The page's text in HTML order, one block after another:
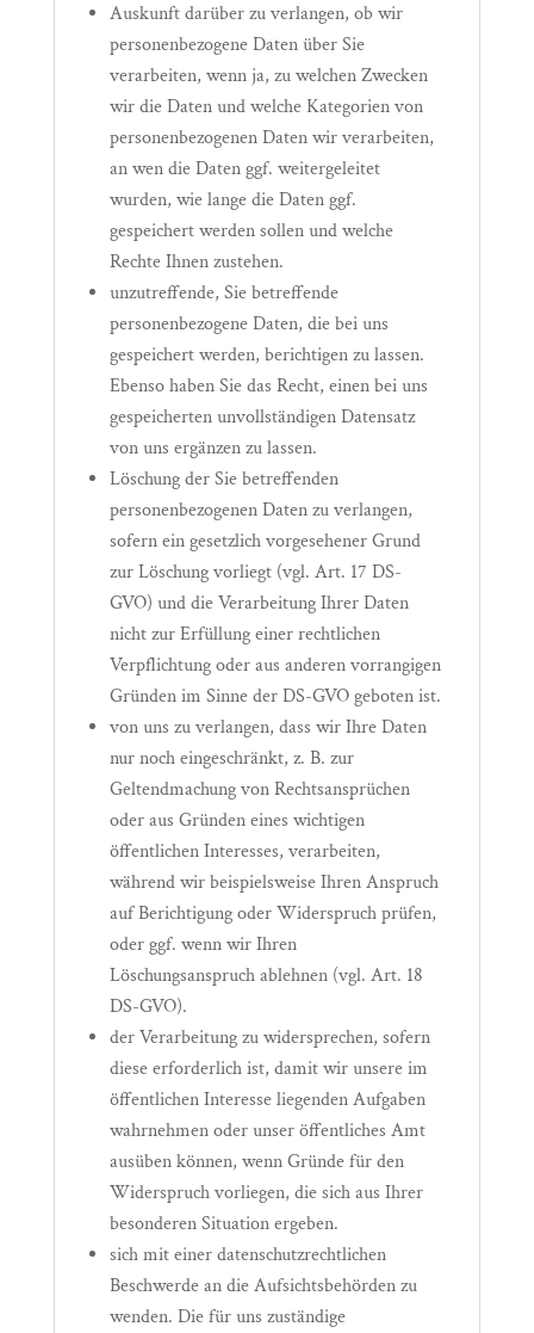
Auskunft darüber zu verlangen, ob wir
personenbezogene Daten über Sie
verarbeiten, wenn ja, zu welchen Zwecken
wir die Daten und welche Kategorien von
personenbezogenen Daten wir verarbeiten,
an wen die Daten ggf. weitergeleitet
wurden, wie lange die Daten ggf.
gespeichert werden sollen und welche
Rechte Ihnen zustehen.
unzutreffende, Sie betreffende
personenbezogene Daten, die bei uns
gespeichert werden, berichtigen zu lassen.
Ebenso haben Sie das Recht, einen bei uns
gespeicherten unvollständigen Datensatz
von uns ergänzen zu lassen.
Löschung der Sie betreffenden
personenbezogenen Daten zu verlangen,
sofern ein gesetzlich vorgesehener Grund
zur Löschung vorliegt (vgl. Art. 17 DS-
GVO) und die Verarbeitung Ihrer Daten
nicht zur Erfüllung einer rechtlichen
Verpflichtung oder aus anderen vorrangigen
Gründen im Sinne der DS-GVO geboten ist.
von uns zu verlangen, dass wir Ihre Daten
nur noch eingeschränkt, z. B. zur
Geltendmachung von Rechtsansprüchen
oder aus Gründen eines wichtigen
öffentlichen Interesses, verarbeiten,
während wir beispielsweise Ihren Anspruch
auf Berichtigung oder Widerspruch prüfen,
oder ggf. wenn wir Ihren
Löschungsanspruch ablehnen (vgl. Art. 18
DS-GVO).
der Verarbeitung zu widersprechen, sofern
diese erforderlich ist, damit wir unsere im
öffentlichen Interesse liegenden Aufgaben
wahrnehmen oder unser öffentliches Amt
ausüben können, wenn Gründe für den
Widerspruch vorliegen, die sich aus Ihrer
besonderen Situation ergeben.
sich mit einer datenschutzrechtlichen
Beschwerde an die Aufsichtsbehörden zu
wenden. Die für uns zuständige